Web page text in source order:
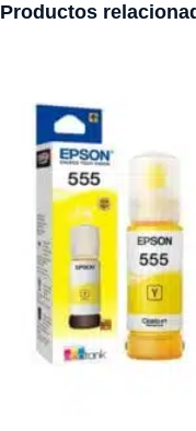
Productos